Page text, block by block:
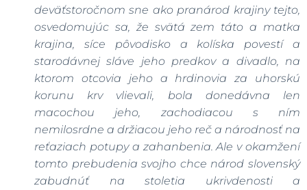
deväťstoročnom sne ako pranárod krajiny tejto,
osvedomujúc sa, že svätá zem táto a matka
krajina, síce pôvodisko a kolíska povestí a
starodávnej sláve jeho predkov a divadlo, na
ktorom otcovia jeho a hrdinovia za uhorskú
korunu krv vlievali, bola donedávna len
macochou jeho, zachodiacou s ním
nemilosrdne a držiacou jeho reč a národnosť na
reťaziach potupy a zahanbenia. Ale v okamžení
tomto prebudenia svojho chce národ slovenský
zabudnúť na stoletia ukrivdenosti a